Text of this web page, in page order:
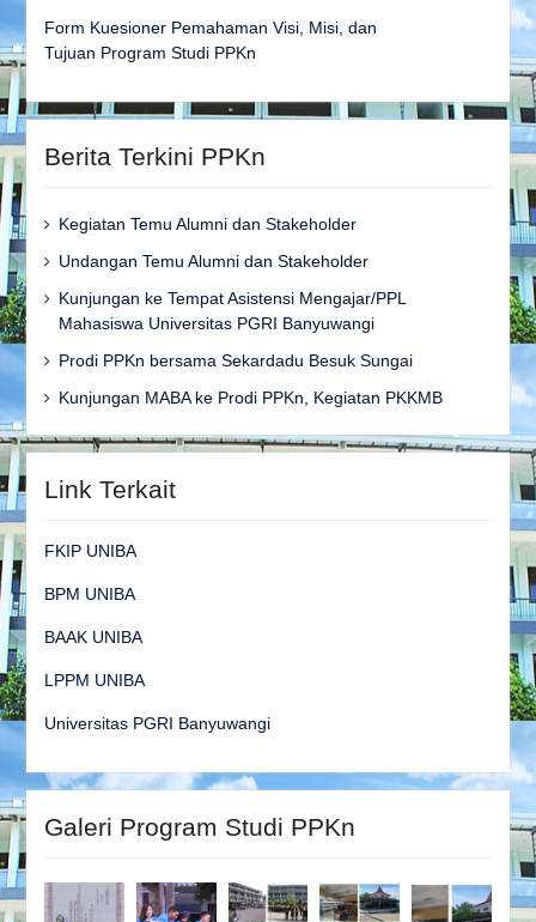
Form Kuesioner Pemahaman Visi, Misi, dan
Tujuan Program Studi PPKn
Berita Terkini PPKn
Kegiatan Temu Alumni dan Stakeholder
Undangan Temu Alumni dan Stakeholder
Kunjungan ke Tempat Asistensi Mengajar/PPL
Mahasiswa Universitas PGRI Banyuwangi
Prodi PPKn bersama Sekardadu Besuk Sungai
Kunjungan MABA ke Prodi PPKn, Kegiatan PKKMB
Link Terkait
FKIP UNIBA
BPM UNIBA
BAAK UNIBA
LPPM UNIBA
Universitas PGRI Banyuwangi
Galeri Program Studi PPKn